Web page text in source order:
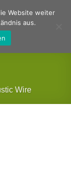
Wire
Website weiter
aus.